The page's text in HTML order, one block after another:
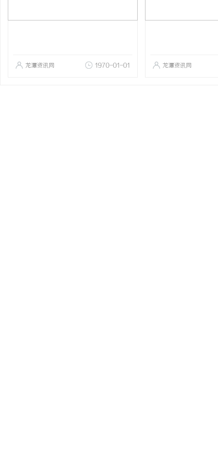
龙潭资讯网 1970-01-01 龙潭资讯网